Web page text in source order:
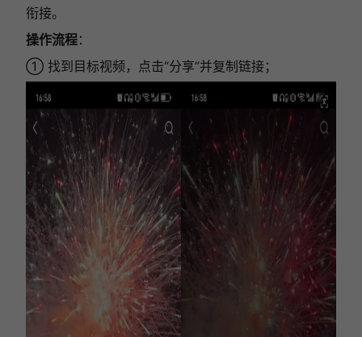
衔接。
操作流程：
① 找到目标视频，点击“分享”并复制链接；